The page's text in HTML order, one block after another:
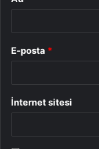
E-posta *
İnternet sitesi